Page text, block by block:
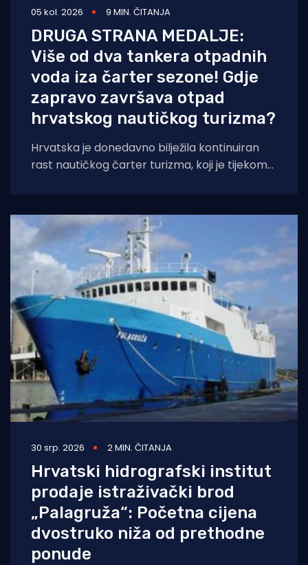
05 kol. 2026 9 MIN. ČITANJA
DRUGA STRANA MEDALJE:
Više od dva tankera otpadnih
voda iza čarter sezone! Gdje
zapravo završava otpad
hrvatskog nautičkog turizma?
Hrvatska je donedavno bilježila kontinuiran
rast nautičkog čarter turizma, koji je tijekom
30 srp. 2026 2 MIN. ČITANJA
Hrvatski hidrografski institut
prodaje istraživački brod
„Palagruža“: Početna cijena
dvostruko niža od prethodne
ponude